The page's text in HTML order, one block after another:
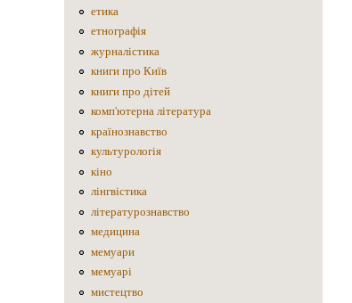
етика
етнографія
журналістика
книги про Київ
книги про дітей
комп'ютерна література
країнознавство
культурологія
кіно
лінгвістика
літературознавство
медицина
мемуари
мемуарі
мистецтво